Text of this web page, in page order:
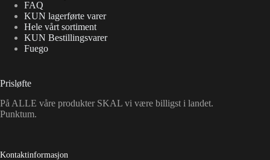
FAQ
KUN lagerførte varer
Hele vårt sortiment
KUN Bestillingsvarer
Fuego
Prisløfte
På ALLE våre produkter SKAL vi være billigst i landet.
Punktum.
Kontaktinformasjon